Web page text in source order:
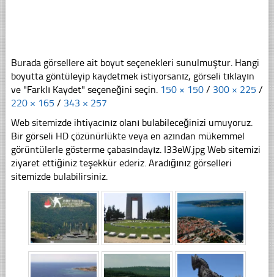
Burada görsellere ait boyut seçenekleri sunulmuştur. Hangi
boyutta göntüleyip kaydetmek istiyorsanız, görseli tıklayın
ve "Farklı Kaydet" seçeneğini seçin. 150 × 150 / 300 × 225 /
220 × 165 / 343 × 257
Web sitemizde ihtiyacınız olanı bulabileceğinizi umuyoruz.
Bir görseli HD çözünürlükte veya en azından mükemmel
görüntülerle gösterme çabasındayız. I33eW.jpg Web sitemizi
ziyaret ettiğiniz teşekkür ederiz. Aradığınız görselleri
sitemizde bulabilirsiniz.